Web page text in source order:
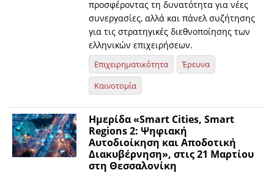
προσφέροντας τη δυνατότητα για νέες
συνεργασίες, αλλά και πάνελ συζήτησης
για τις στρατηγικές διεθνοποίησης των
ελληνικών επιχειρήσεων.
Επιχειρηματικότητα
Έρευνα
Καινοτομία
Ημερίδα «Smart Cities, Smart
Regions 2: Ψηφιακή
Αυτοδιοίκηση και Αποδοτική
Διακυβέρνηση», στις 21 Μαρτίου
στη Θεσσαλονίκη